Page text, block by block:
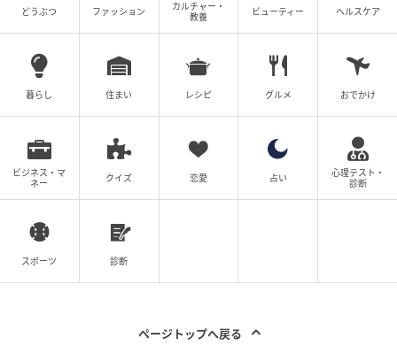
ストレートプレス
どうぶつ ファッション
カルチャー・
教養
ビューティー ヘルスケア
暮らし 住まい レシピ グルメ おでかけ
ビジネス・マ
ネー
クイズ 恋愛 占い
心理テスト・
診断
スポーツ 診断
ページトップへ戻る